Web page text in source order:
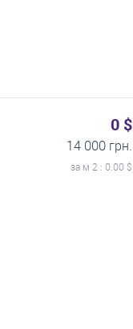
0 $
14 000 грн.
за м 2 : 0.00 $